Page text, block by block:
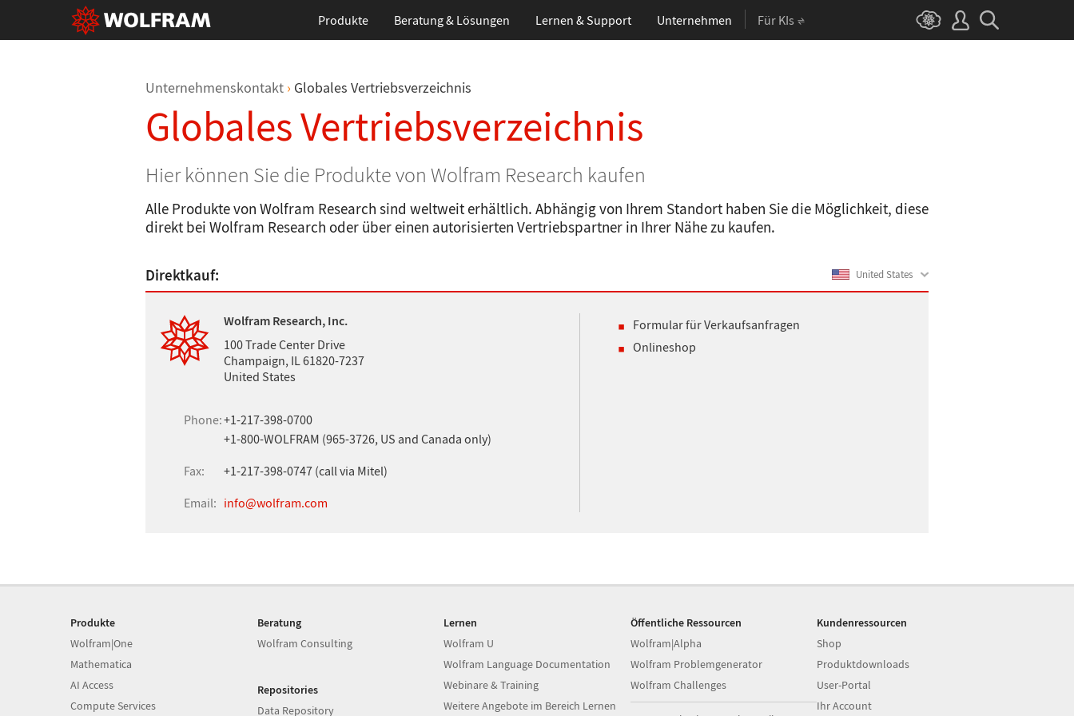
Produkte Beratung & Lösungen Lernen & Support Unternehmen Für KIs
Unternehmenskontakt Globales Vertriebsverzeichnis
Globales Vertriebsverzeichnis
Hier können Sie die Produkte von Wolfram Research kaufen
Alle Produkte von Wolfram Research sind weltweit erhältlich. Abhängig von Ihrem Standort haben Sie die Möglichkeit, diese
direkt bei Wolfram Research oder über einen autorisierten Vertriebspartner in Ihrer Nähe zu kaufen.
Direktkauf: United States
Wolfram Research, Inc.
100 Trade Center Drive
Champaign, IL 61820-7237
United States
Phone:+1-217-398-0700
+1-800-WOLFRAM (965-3726, US and Canada only)
Fax:
+1-217-398-0747 (call via Mitel)
Email: info@wolfram.com
Formular für Verkaufsanfragen
Onlineshop
Produkte
Wolfram|One
Mathematica
AI Access
Compute Services
Beratung
Wolfram Consulting
Repositories
Data Repository
Lernen
Wolfram U
Wolfram Language Documentation
Webinare & Training
Weitere Angebote im Bereich Lernen
Öffentliche Ressourcen
Wolfram|Alpha
Wolfram Problemgenerator
Wolfram Challenges
Kundenressourcen
Shop
Produktdownloads
User-Portal
Ihr Account